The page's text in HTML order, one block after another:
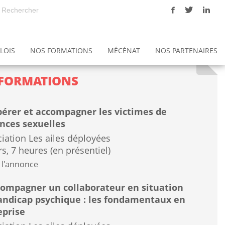
NOS FORMATIONS MÉCÉNAT NOS PARTENAIRES
et accompagner les victimes de
sexuelles
Les ailes déployées
7 heures (en présentiel)
un collaborateur en situation
psychique : les fondamentaux en